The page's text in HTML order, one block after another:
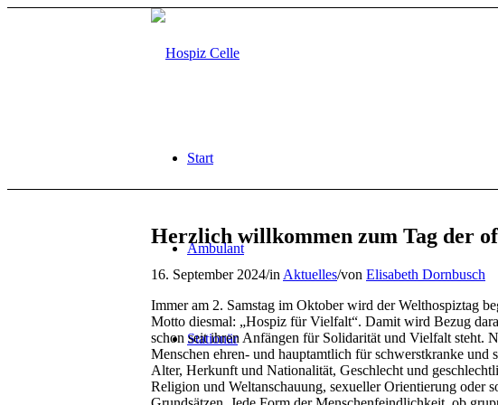
Start
Ambulant
Stationär
Herzlich willkommen zum Tag der
16. September 2024/in Aktuelles/von Elisabeth Dornbusch
Immer am 2. Samstag im Oktober wird der Welthospiztag
Motto diesmal: „Hospiz für Vielfalt“. Damit wird Bezug
schon seit ihren Anfängen für Solidarität und Vielfalt steht.
Menschen ehren- und hauptamtlich für schwerstkranke und
Alter, Herkunft und Nationalität, Geschlecht und
Religion und Weltanschauung, sexueller Orientierung oder